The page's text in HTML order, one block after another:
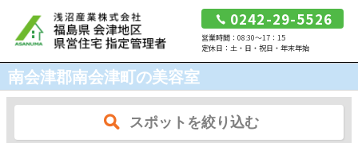
0242-29-5526
営業時間：08:30～17：15
定休日：土・日・祝日・年末年始
南会津郡南会津町の美容室
スポットを絞り込む